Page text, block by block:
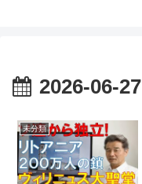
2026-06-27
未分類